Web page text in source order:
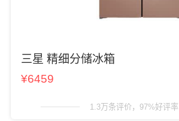
三星 精细分储冰箱
¥6459
1.3万条评价，97%好评率